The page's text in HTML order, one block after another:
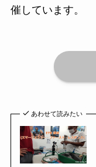
催しています。
あわせて読みたい